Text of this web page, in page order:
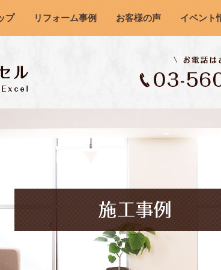
プ リフォーム事例 お客様の声 イベント